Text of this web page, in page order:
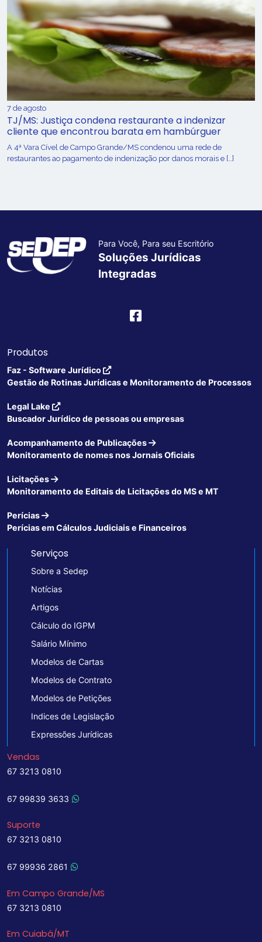
7 de agosto
TJ/MS: Justiça condena restaurante a indenizar
cliente que encontrou barata em hambúrguer
A 4ª Vara Cível de Campo Grande/MS condenou uma rede de
restaurantes ao pagamento de indenização por danos morais e […]
Para Você, Para seu Escritório
Soluções Jurídicas
Integradas
Produtos
Faz - Software Jurídico
Gestão de Rotinas Jurídicas e Monitoramento de Processos
Legal Lake
Buscador Jurídico de pessoas ou empresas
Acompanhamento de Publicações
Monitoramento de nomes nos Jornais Oficiais
Licitações
Monitoramento de Editais de Licitações do MS e MT
Perícias
Perícias em Cálculos Judiciais e Financeiros
Serviços
Sobre a Sedep
Notícias
Artigos
Cálculo do IGPM
Salário Mínimo
Modelos de Cartas
Modelos de Contrato
Modelos de Petições
Indices de Legislação
Expressões Jurídicas
Vendas
67 3213 0810
67 99839 3633
Suporte
67 3213 0810
67 99936 2861
Em Campo Grande/MS
67 3213 0810
Em Cuiabá/MT